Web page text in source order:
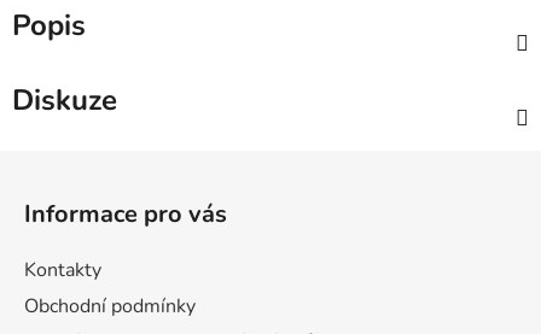
Popis
Diskuze
Informace pro vás
Kontakty
Obchodní podmínky